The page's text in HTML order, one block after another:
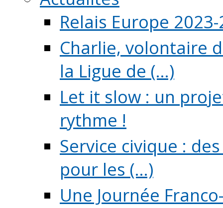
Relais Europe
Charlie, volontaire
la Ligue de (...)
Let it slow : un
rythme !
Service civique :
pour les (...)
Une Journée